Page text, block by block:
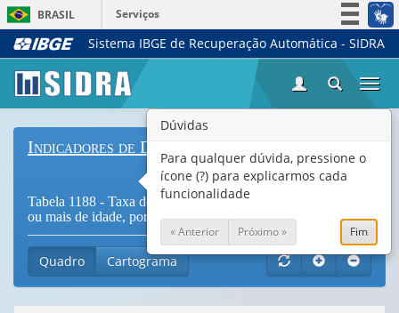
BRASIL
Serviços
Simplifique!
Acesso à informação
Canais
Sistema IBGE de Recuperação Automática - SIDRA
Indicadores de Desenvolvimento Sustentável
Tabela 1188 - Taxa de alfabetização das pessoas de 15 anos
ou mais de idade, por cor ou raça (Vide Notas)
Quadro Cartograma
Dúvidas
Para qualquer dúvida, pressione o
ícone (?) para explicarmos cada
funcionalidade
« Anterior Próximo » Fim